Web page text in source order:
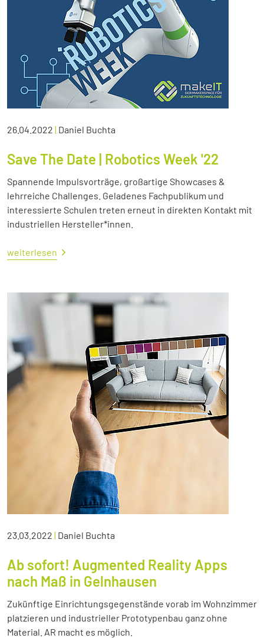
26.04.2022 | Daniel Buchta
Save The Date | Robotics Week '22
Spannende Impulsvorträge, großartige Showcases &
lehrreiche Challenges. Geladenes Fachpublikum und
interessierte Schulen treten erneut in direkten Kontakt mit
industriellen Hersteller*innen.
weiterlesen
23.03.2022 | Daniel Buchta
Ab sofort! Augmented Reality Apps
nach Maß in Gelnhausen
Zukünftige Einrichtungsgegenstände vorab im Wohnzimmer
platzieren und industrieller Prototypenbau ganz ohne
Material. AR macht es möglich.